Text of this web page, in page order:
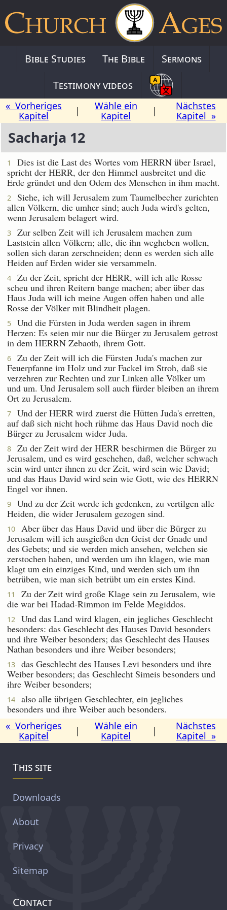
Bible Studies The Bible
Sermons
Testimony videos
« Vorheriges
Kapitel
|
Wähle ein
Kapitel
|
Nächstes
Kapitel »
Sacharja 12
1
Dies ist die Last des Wortes vom HERRN über Israel,
spricht der HERR, der den Himmel ausbreitet und die
Erde gründet und den Odem des Menschen in ihm macht.
2
Siehe, ich will Jerusalem zum Taumelbecher zurichten
allen Völkern, die umher sind; auch Juda wird's gelten,
wenn Jerusalem belagert wird.
3
Zur selben Zeit will ich Jerusalem machen zum
Laststein allen Völkern; alle, die ihn wegheben wollen,
sollen sich daran zerschneiden; denn es werden sich alle
Heiden auf Erden wider sie versammeln.
4
Zu der Zeit, spricht der HERR, will ich alle Rosse
scheu und ihren Reitern bange machen; aber über das
Haus Juda will ich meine Augen offen haben und alle
Rosse der Völker mit Blindheit plagen.
5
Und die Fürsten in Juda werden sagen in ihrem
Herzen: Es seien mir nur die Bürger zu Jerusalem getrost
in dem HERRN Zebaoth, ihrem Gott.
6
Zu der Zeit will ich die Fürsten Juda's machen zur
Feuerpfanne im Holz und zur Fackel im Stroh, daß sie
verzehren zur Rechten und zur Linken alle Völker um
und um. Und Jerusalem soll auch fürder bleiben an ihrem
Ort zu Jerusalem.
7
Und der HERR wird zuerst die Hütten Juda's erretten,
auf daß sich nicht hoch rühme das Haus David noch die
Bürger zu Jerusalem wider Juda.
8
Zu der Zeit wird der HERR beschirmen die Bürger zu
Jerusalem, und es wird geschehen, daß, welcher schwach
sein wird unter ihnen zu der Zeit, wird sein wie David;
und das Haus David wird sein wie Gott, wie des HERRN
Engel vor ihnen.
9
Und zu der Zeit werde ich gedenken, zu vertilgen alle
Heiden, die wider Jerusalem gezogen sind.
10
Aber über das Haus David und über die Bürger zu
Jerusalem will ich ausgießen den Geist der Gnade und
des Gebets; und sie werden mich ansehen, welchen sie
zerstochen haben, und werden um ihn klagen, wie man
klagt um ein einziges Kind, und werden sich um ihn
betrüben, wie man sich betrübt um ein erstes Kind.
11
Zu der Zeit wird große Klage sein zu Jerusalem, wie
die war bei Hadad-Rimmon im Felde Megiddos.
12
Und das Land wird klagen, ein jegliches Geschlecht
besonders: das Geschlecht des Hauses David besonders
und ihre Weiber besonders; das Geschlecht des Hauses
Nathan besonders und ihre Weiber besonders;
13
das Geschlecht des Hauses Levi besonders und ihre
Weiber besonders; das Geschlecht Simeis besonders und
ihre Weiber besonders;
14
also alle übrigen Geschlechter, ein jegliches
besonders und ihre Weiber auch besonders.
« Vorheriges
Kapitel
|
Wähle ein
Kapitel
|
Nächstes
Kapitel »
This site
Downloads
About
Privacy
Sitemap
Contact